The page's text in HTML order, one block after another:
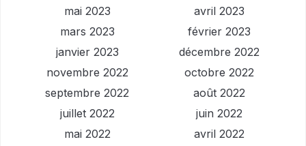
mai 2023
avril 2023
mars 2023
février 2023
janvier 2023
décembre 2022
novembre 2022
octobre 2022
septembre 2022
août 2022
juillet 2022
juin 2022
mai 2022
avril 2022